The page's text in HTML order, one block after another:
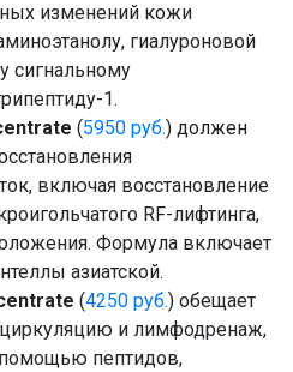
изменений кожи
гиалуроновой
сигнальному
1.
(5950 руб.) должен
включая восстановление
RF-лифтинга,
Формула включает
азиатской.
(4250 руб.) обещает
и лимфодренаж,
пептидов,